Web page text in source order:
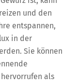
und den
entspannen,
in der
Sie können
als